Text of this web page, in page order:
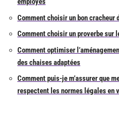
Comment choisir un bon cracheur
Comment choisir un proverbe sur
Comment optimiser
des chaises adaptées
Comment puis-je m’assurer que
respectent les normes légales en